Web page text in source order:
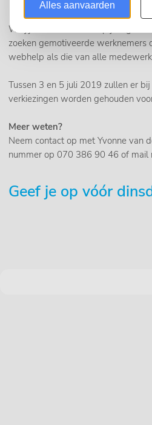
Wil jij invloed hebben op je eigen
zoeken gemotiveerde
webhelp als die van alle
Tussen 3 en 5 juli 2019 zullen er
verkiezingen worden gehouden
Meer weten?
Neem contact op met Yvonne van
nummer op 070 386 90 46 of mail
Geef je op vóór